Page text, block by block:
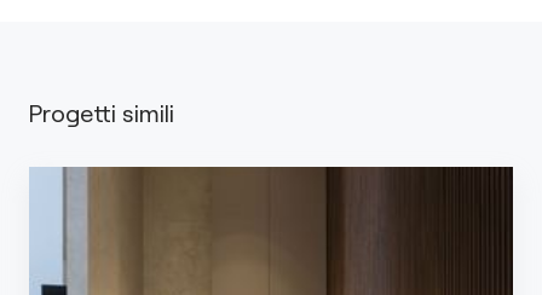
Progetti simili